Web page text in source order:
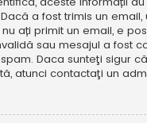
a fost trimis un email,
ați primit un email, e
sau mesajul a fost
Daca sunteţi sigur
atunci contactaţi un